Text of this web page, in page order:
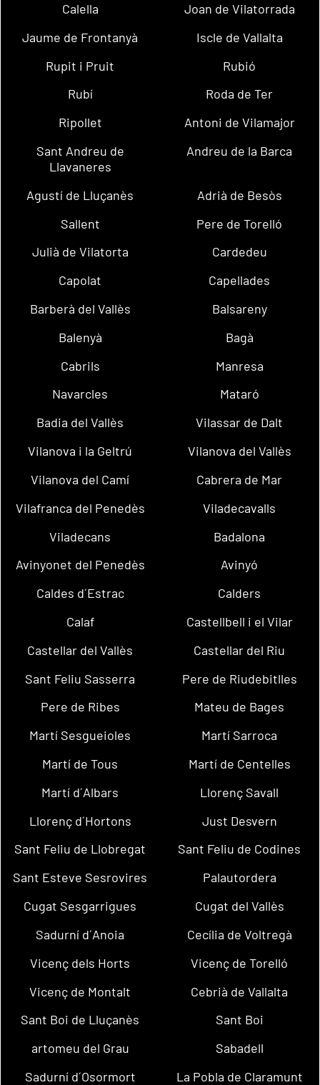
Calella
Joan de Vilatorrada
Jaume de Frontanyà
Iscle de Vallalta
Rupit i Pruit
Rubió
Rubí
Roda de Ter
Ripollet
Antoni de Vilamajor
Sant Andreu de
Llavaneres
Andreu de la Barca
Agustí de Lluçanès
Adrià de Besòs
Sallent
Pere de Torelló
Julià de Vilatorta
Cardedeu
Capolat
Capellades
Barberà del Vallès
Balsareny
Balenyà
Bagà
Cabrils
Manresa
Navarcles
Mataró
Badia del Vallès
Vilassar de Dalt
Vilanova i la Geltrú
Vilanova del Vallès
Vilanova del Camí
Cabrera de Mar
Vilafranca del Penedès
Viladecavalls
Viladecans
Badalona
Avinyonet del Penedès
Avinyó
Caldes d´Estrac
Calders
Calaf
Castellbell i el Vilar
Castellar del Vallès
Castellar del Riu
Sant Feliu Sasserra
Pere de Riudebitlles
Pere de Ribes
Mateu de Bages
Martí Sesgueioles
Martí Sarroca
Martí de Tous
Martí de Centelles
Martí d´Albars
Llorenç Savall
Llorenç d´Hortons
Just Desvern
Sant Feliu de Llobregat
Sant Feliu de Codines
Sant Esteve Sesrovires
Palautordera
Cugat Sesgarrigues
Cugat del Vallès
Sadurní d´Anoia
Cecília de Voltregà
Vicenç dels Horts
Vicenç de Torelló
Vicenç de Montalt
Cebrià de Vallalta
Sant Boi de Lluçanès
Sant Boi
artomeu del Grau
Sabadell
Sadurní d´Osormort
La Pobla de Claramunt